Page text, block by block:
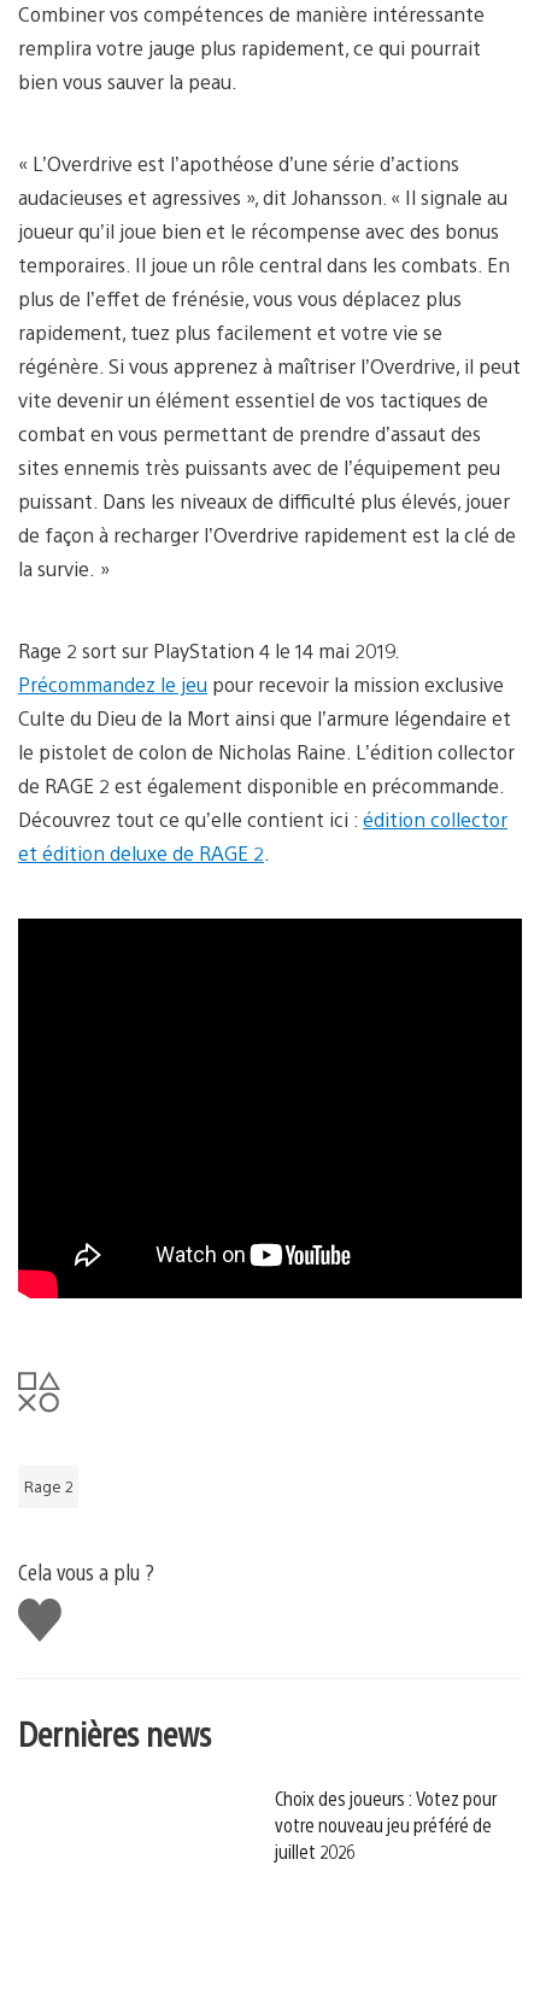
Combiner vos compétences de manière intéressante
remplira votre jauge plus rapidement, ce qui pourrait
bien vous sauver la peau.
« L’Overdrive est l’apothéose d’une série d’actions
audacieuses et agressives », dit Johansson. « Il signale au
joueur qu’il joue bien et le récompense avec des bonus
temporaires. Il joue un rôle central dans les combats. En
plus de l’effet de frénésie, vous vous déplacez plus
rapidement, tuez plus facilement et votre vie se
régénère. Si vous apprenez à maîtriser l’Overdrive, il peut
vite devenir un élément essentiel de vos tactiques de
combat en vous permettant de prendre d’assaut des
sites ennemis très puissants avec de l’équipement peu
puissant. Dans les niveaux de difficulté plus élevés, jouer
de façon à recharger l’Overdrive rapidement est la clé de
la survie. »
Rage 2 sort sur PlayStation 4 le 14 mai 2019.
Précommandez le jeu pour recevoir la mission exclusive
Culte du Dieu de la Mort ainsi que l’armure légendaire et
le pistolet de colon de Nicholas Raine. L’édition collector
de RAGE 2 est également disponible en précommande.
Découvrez tout ce qu’elle contient ici : édition collector
et édition deluxe de RAGE 2.
Rage 2
Cela vous a plu ?
J'aime
Dernières news
Choix des joueurs : Votez pour
votre nouveau jeu préféré de
juillet 2026